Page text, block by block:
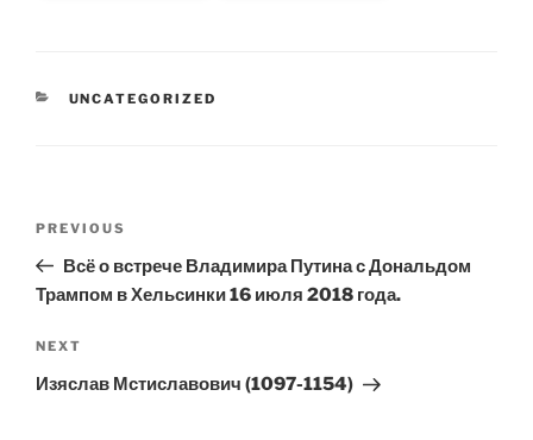
CATEGORIES
UNCATEGORIZED
Previous
Post
PREVIOUS
Всё о встрече Владимира Путина с Дональдом
Трампом в Хельсинки 16 июля 2018 года.
Next
Post
NEXT
Изяслав Мстиславович (1097-1154)